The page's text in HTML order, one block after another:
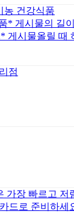
농 건강식품
* 게시물의 길
게시물올릴 때
점
가장 빠르고 저
드로 준비하세